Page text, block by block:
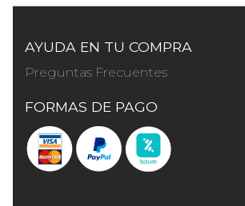
AYUDA EN TU COMPRA
Preguntas Frecuentes
FORMAS DE PAGO